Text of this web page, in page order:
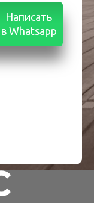
Написать
в Whatsapp